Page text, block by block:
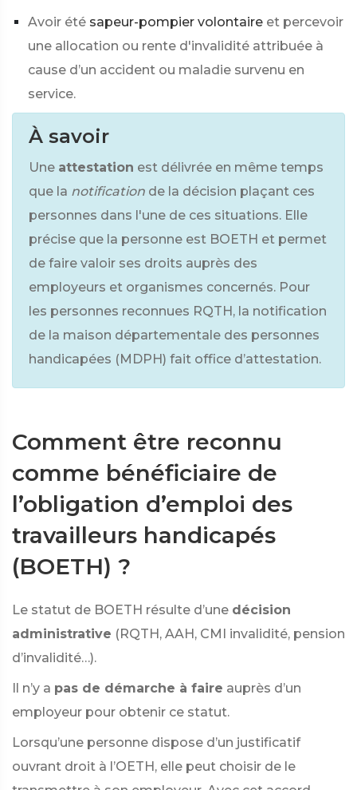
Avoir été sapeur-pompier volontaire et percevoir
une allocation ou rente d'invalidité attribuée à
cause d’un accident ou maladie survenu en
service.
À savoir
Une attestation est délivrée en même temps
que la notification de la décision plaçant ces
personnes dans l'une de ces situations. Elle
précise que la personne est BOETH et permet
de faire valoir ses droits auprès des
employeurs et organismes concernés. Pour
les personnes reconnues RQTH, la notification
de la maison départementale des personnes
handicapées (MDPH) fait office d’attestation.
Comment être reconnu
comme bénéficiaire de
l’obligation d’emploi des
travailleurs handicapés
(BOETH) ?
Le statut de BOETH résulte d’une décision
administrative (RQTH, AAH, CMI invalidité, pension
d’invalidité…).
Il n’y a pas de démarche à faire auprès d’un
employeur pour obtenir ce statut.
Lorsqu’une personne dispose d’un justificatif
ouvrant droit à l’OETH, elle peut choisir de le